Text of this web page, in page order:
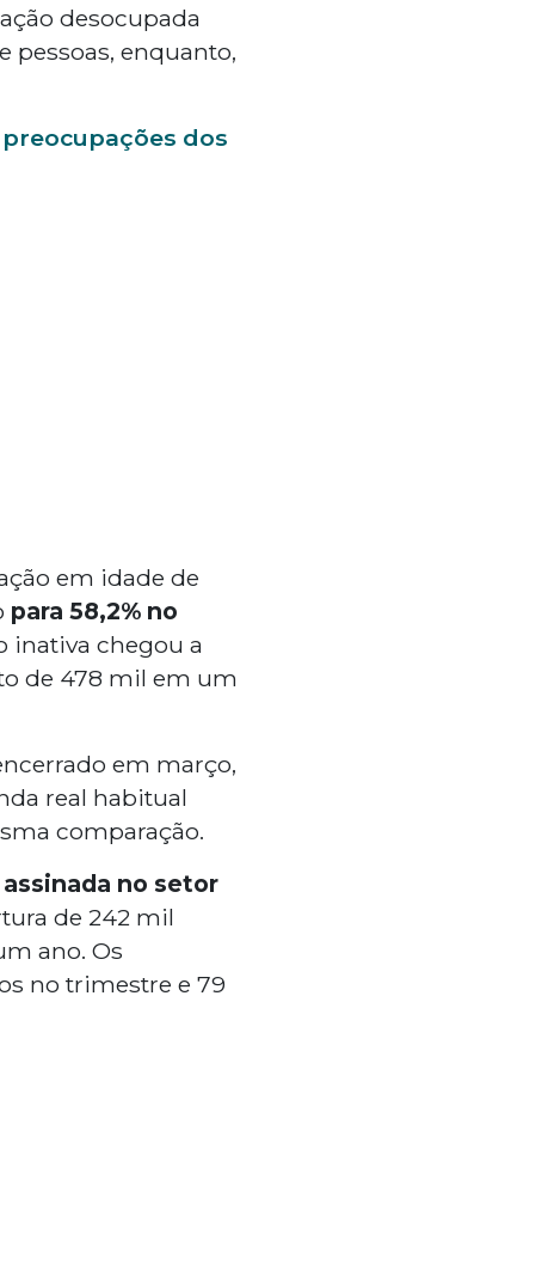
desocupada
pessoas, enquanto,
dos
em idade de
para 58,2% no
inativa chegou a
de 478 mil em um
em março,
real habitual
comparação.
no setor
de 242 mil
ano. Os
no trimestre e 79